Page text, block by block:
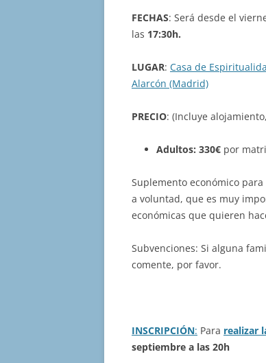
FECHAS: Será desde el
las 17:30h.
LUGAR: Casa de
Alarcón (Madrid)
PRECIO: (Incluye
Adultos: 330€ por
Suplemento económico para
a voluntad, que es muy
económicas que quieren
Subvenciones: Si alguna
comente, por favor.
INSCRIPCIÓN: Para realizar
septiembre a las 20h